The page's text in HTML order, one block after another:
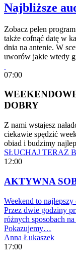
Najbliższe
Zobacz pełen
także cofnąć datę w
dnia na antenie. W
uworów jakie wtedy
07:00
DOBRY
Z nami wstajesz
ciekawie spędzić
obiad i budzimy
SŁUCHAJ TERAZ
12:00
AKTYWNA
Weekend to
Przez dwie godziny
różnych sposobach
Pokazujemy…
Anna Łukaszek
17:00